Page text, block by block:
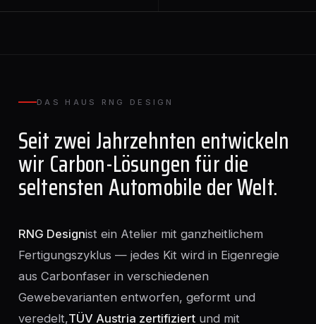
DAS HAUS RNG DESIGN
Seit zwei Jahrzehnten entwickeln
wir Carbon-Lösungen für die
seltensten Automobile der Welt.
RNG Designist ein Atelier mit ganzheitlichem
Fertigungszyklus — jedes Kit wird in Eigenregie
aus Carbonfaser in verschiedenen
Gewebevarianten entworfen, geformt und
veredelt,TÜV Austria zertifiziert und mit